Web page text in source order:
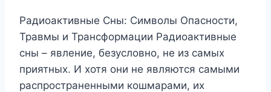
Радиоактивные Сны: Символы Опасности,
Травмы и Трансформации Радиоактивные
сны – явление, безусловно, не из самых
приятных. И хотя они не являются самыми
распространенными кошмарами, их